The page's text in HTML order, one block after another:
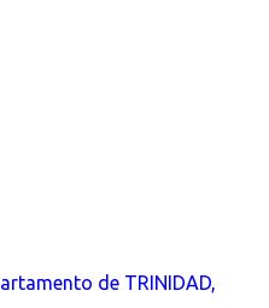
de TRINIDAD,